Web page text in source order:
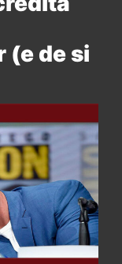
(e de si